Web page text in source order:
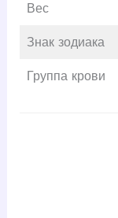
Вес
Знак зодиака
Группа крови